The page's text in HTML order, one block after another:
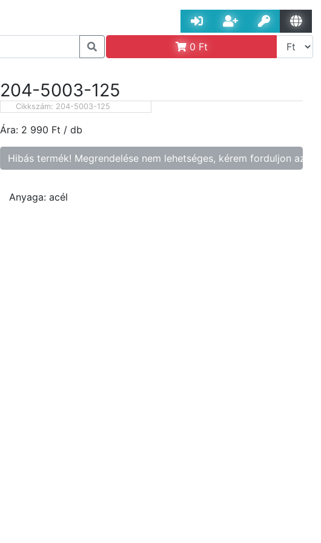
0 Ft
204-5003-125
Cikkszám: 204-5003-125
Ára: 2 990 Ft / db
Hibás termék! Megrendelése nem lehetséges, kérem forduljon az
Anyaga: acél